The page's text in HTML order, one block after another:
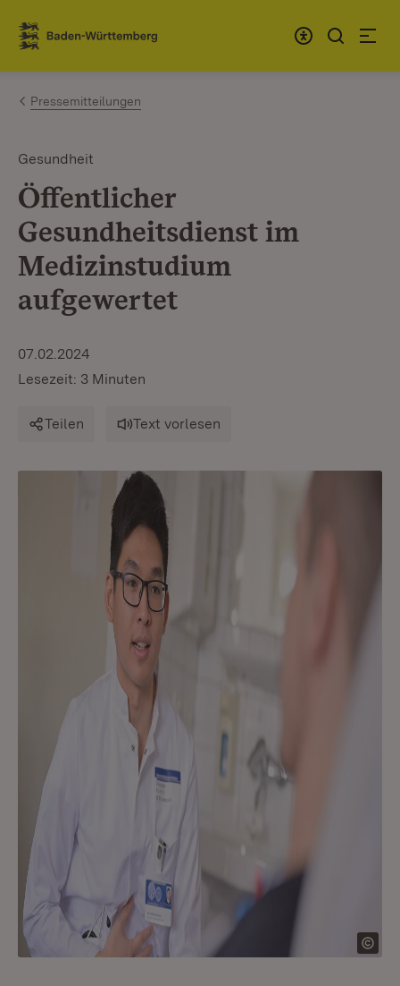
Zum Inhalt springen
Link zur Startseite
Pressemitteilungen
Gesundheit
Öffentlicher
Gesundheitsdienst im
Medizinstudium
aufgewertet
07.02.2024
Lesezeit: 3 Minuten
Teilen Text vorlesen